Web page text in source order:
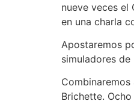
nueve veces el
en una charla
Apostaremos
simuladores
Brichette.